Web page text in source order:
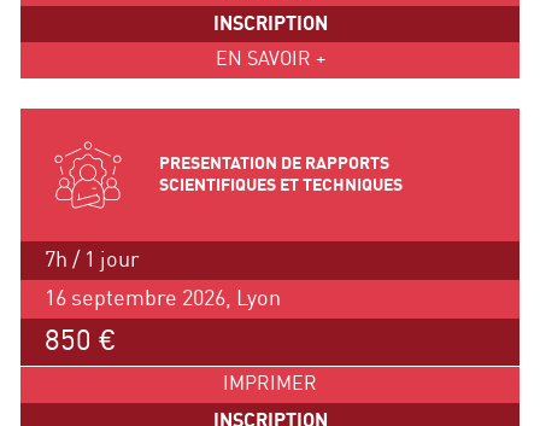
INSCRIPTION
EN SAVOIR +
PRESENTATION DE RAPPORTS
SCIENTIFIQUES ET TECHNIQUES
7h / 1 jour
16 septembre 2026, Lyon
850 €
IMPRIMER
INSCRIPTION